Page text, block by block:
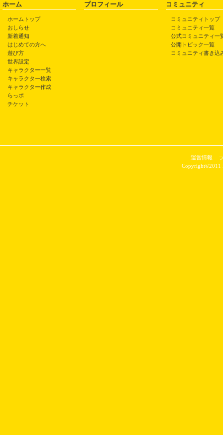
ホーム
ホームトップ
おしらせ
新着通知
はじめての方へ
遊び方
世界設定
キャラクター一覧
キャラクター検索
キャラクター作成
らっポ
チケット
プロフィール コミュニティ
コミュニティトップ
コミュニティ一覧
公式コミュニティ一
公開トピック一覧
コミュニティ書き込
運営情報
Copyright©2011